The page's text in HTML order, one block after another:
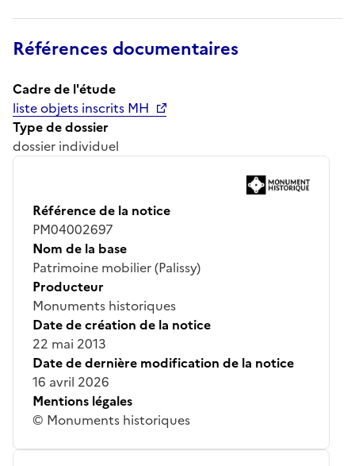
Références documentaires
Cadre de l'étude
liste objets inscrits MH
Type de dossier
dossier individuel
Référence de la notice
PM04002697
Nom de la base
Patrimoine mobilier (Palissy)
Producteur
Monuments historiques
Date de création de la notice
22 mai 2013
Date de dernière modification de la notice
16 avril 2026
Mentions légales
© Monuments historiques